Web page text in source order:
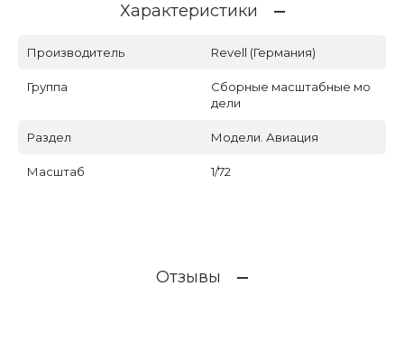
Характеристики
Производитель Revell (Германия)
Группа
Сборные масштабные мо
дели
Раздел Модели. Авиация
Масштаб 1/72
Отзывы